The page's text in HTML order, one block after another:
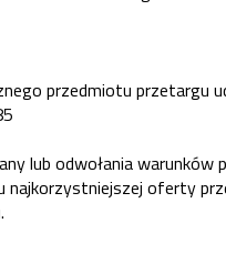
przedmiotu przetargu
lub odwołania warunków
najkorzystniejszej oferty